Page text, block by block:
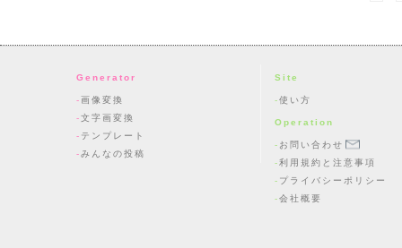
Generator
画像変換
文字画変換
テンプレート
みんなの投稿
Site
使い方
Operation
お問い合わせ
利用規約と注意事項
プライバシーポリシー
会社概要